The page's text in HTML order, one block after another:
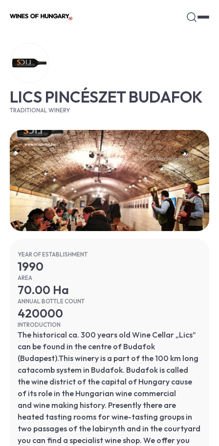
LICS PINCÉSZET BUDAFOK
TRADITIONAL WINERY
YEAR OF ESTABLISHMENT
1990
AREA
70.00 Ha
ANNUAL BOTTLE COUNT
420000
INTRODUCTION
The historical ca. 300 years old Wine Cellar „Lics”
can be found in the centre of Budafok
(Budapest).This winery is a part of the 100 km long
catacomb system in Budafok. Budafok is called
the wine district of the capital of Hungary cause
of its role in the Hungarian wine commercial
and wine making history. Presently there are
heated tasting rooms for wine-tasting groups in
two passages of the labirynth and in the courtyard
you can find a specialist wine shop. We offer you